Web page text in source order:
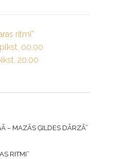
ritmi”
00:00
20:00
– MAZĀS ĢILDES DĀRZĀ”
RITMI”